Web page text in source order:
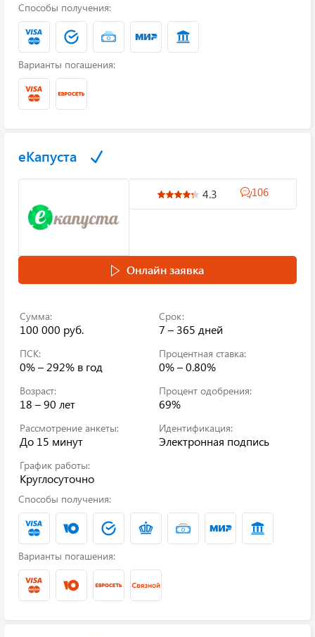
Способы получения:
Варианты погашения:
еКапуста
4.3 106
Онлайн заявка
Сумма:
100 000 руб.
Срок:
7 – 365 дней
ПСК:
0% – 292% в год
Процентная ставка:
0% – 0.80%
Возраст:
18 – 90 лет
Процент одобрения:
69%
Рассмотрение анкеты:
До 15 минут
Идентификация:
Электронная подпись
График работы:
Круглосуточно
Способы получения:
Варианты погашения: